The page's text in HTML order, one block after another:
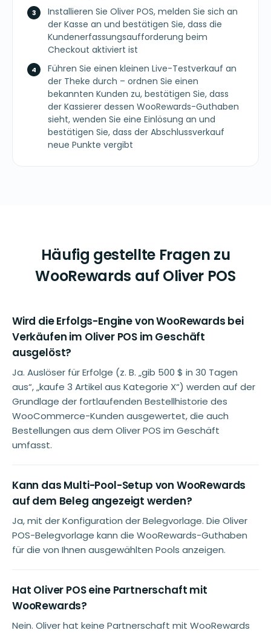
Installieren Sie Oliver POS, melden Sie sich an
der Kasse an und bestätigen Sie, dass die
Kundenerfassungsaufforderung beim
Checkout aktiviert ist
Führen Sie einen kleinen Live-Testverkauf an
der Theke durch – ordnen Sie einen
bekannten Kunden zu, bestätigen Sie, dass
der Kassierer dessen WooRewards-Guthaben
sieht, wenden Sie eine Einlösung an und
bestätigen Sie, dass der Abschlussverkauf
neue Punkte vergibt
Häufig gestellte Fragen zu
WooRewards auf Oliver POS
Wird die Erfolgs-Engine von WooRewards bei
Verkäufen im Oliver POS im Geschäft
ausgelöst?
Ja. Auslöser für Erfolge (z. B. „gib 500 $ in 30 Tagen
aus“, „kaufe 3 Artikel aus Kategorie X“) werden auf der
Grundlage der fortlaufenden Bestellhistorie des
WooCommerce-Kunden ausgewertet, die auch
Bestellungen aus dem Oliver POS im Geschäft
umfasst.
Kann das Multi-Pool-Setup von WooRewards
auf dem Beleg angezeigt werden?
Ja, mit der Konfiguration der Belegvorlage. Die Oliver
POS-Belegvorlage kann die WooRewards-Guthaben
für die von Ihnen ausgewählten Pools anzeigen.
Hat Oliver POS eine Partnerschaft mit
WooRewards?
Nein. Oliver hat keine Partnerschaft mit WooRewards